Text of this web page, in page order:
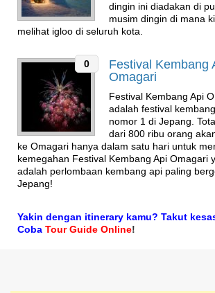
dingin ini diadakan di
musim dingin di mana
melihat igloo di seluruh kota.
0
Festival Kembang
Omagari
Festival Kembang Api
adalah festival
nomor 1 di Jepang.
dari 800 ribu orang
ke Omagari hanya dalam satu hari untuk
kemegahan Festival Kembang Api Omagari
adalah perlombaan kembang api paling
Jepang!
Yakin dengan itinerary kamu? Takut
Coba Tour Guide Online!